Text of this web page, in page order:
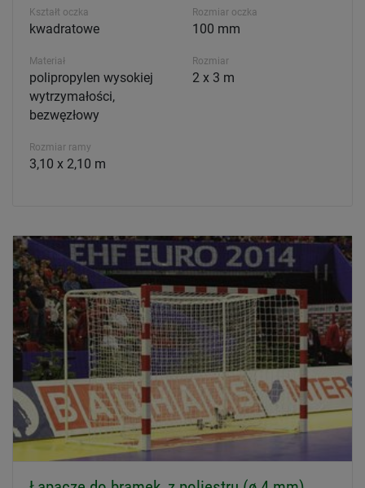
Kształt oczka
kwadratowe
Rozmiar oczka
100 mm
Materiał
polipropylen wysokiej
wytrzymałości,
bezwęzłowy
Rozmiar
2 x 3 m
Rozmiar ramy
3,10 x 2,10 m